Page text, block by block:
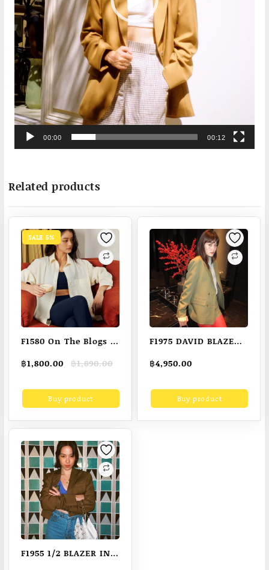
00:00 00:12
Related products
SALE 5%
F1580 On The Blogs –
Macaron
฿1,890.00
Original
was:
฿1,890.00.
฿1,800.00
Current
is:
฿1,800.00.Buy product
F1975 DAVID BLAZER
฿4,950.00
Buy product
F1955 1/2 BLAZER IN